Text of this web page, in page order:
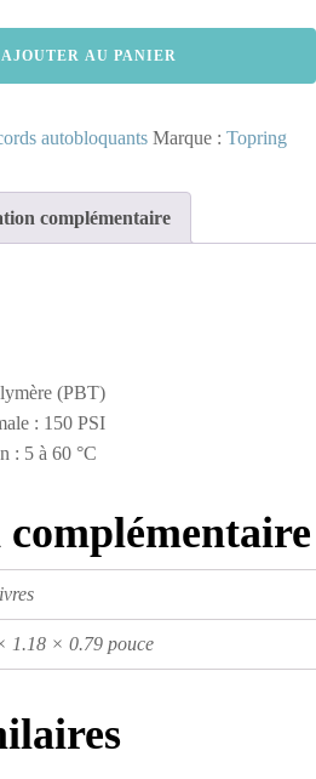
AJOUTER AU PANIER
autobloquants Marque : Topring
complémentaire
(PBT)
: 150 PSI
: 5 à 60 °C
1.18 × 0.79 pouce